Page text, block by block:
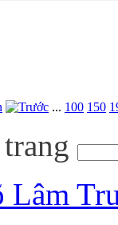
... 100 150
Lâm